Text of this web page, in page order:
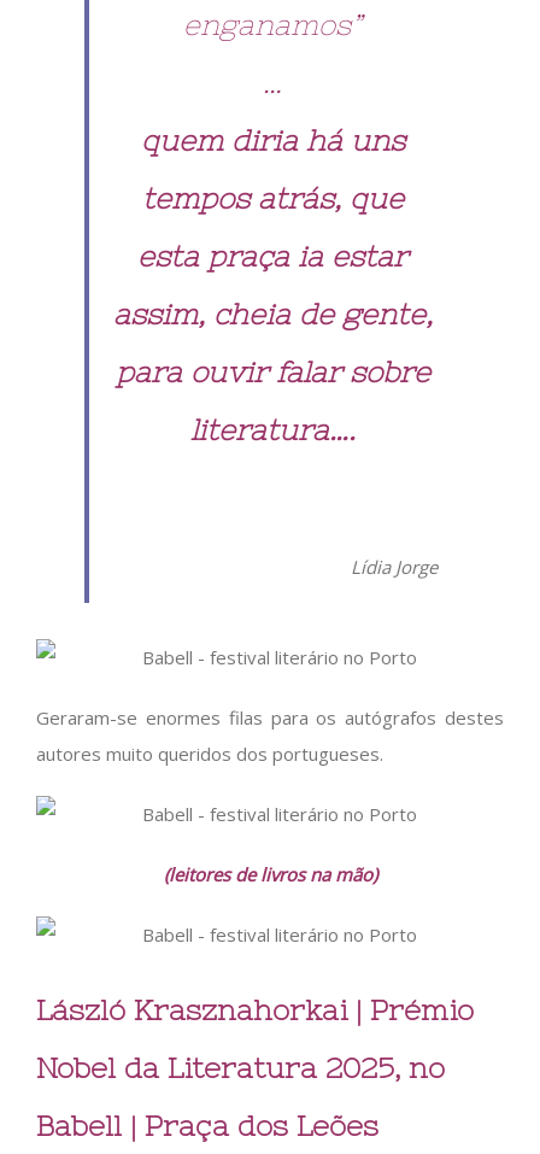
enganamos”
…
quem diria há uns
tempos atrás, que
esta praça ia estar
assim, cheia de gente,
para ouvir falar sobre
literatura….
Lídia Jorge
Geraram-se enormes filas para os autógrafos destes
autores muito queridos dos portugueses.
(leitores de livros na mão)
László Krasznahorkai | Prémio
Nobel da Literatura 2025, no
Babell | Praça dos Leões